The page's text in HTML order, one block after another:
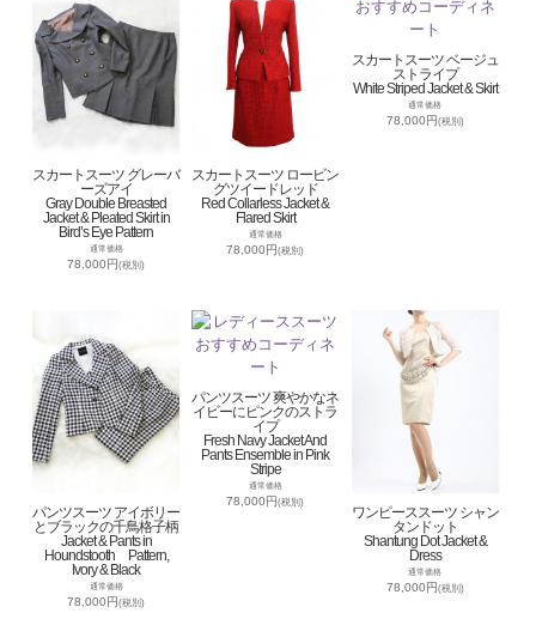
スカートスーツ グレーバ
ーズアイ
Gray Double Breasted
Jacket & Pleated Skirt in
Bird’s Eye Pattern
通常価格
78,000円(税別)
スカートスーツ ロービン
グツイードレッド
Red Collarless Jacket &
Flared Skirt
通常価格
78,000円(税別)
スカートスーツ ベージュ
ストライプ
White Striped Jacket & Skirt
通常価格
78,000円(税別)
パンツスーツ アイボリー
とブラックの千鳥格子柄
Jacket & Pants in
Houndstooth Pattern,
Ivory & Black
通常価格
78,000円(税別)
パンツスーツ 爽やかなネ
イビーにピンクのストラ
イプ
Fresh Navy Jacket And
Pants Ensemble in Pink
Stripe
通常価格
78,000円(税別)
ワンピーススーツ シャン
タンドット
Shantung Dot Jacket &
Dress
通常価格
78,000円(税別)